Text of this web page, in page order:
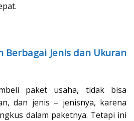
Berbagai Jenis dan Ukuran
paket usaha, tidak bisa
dan jenis – jenisnya, karena
dalam paketnya. Tetapi ini